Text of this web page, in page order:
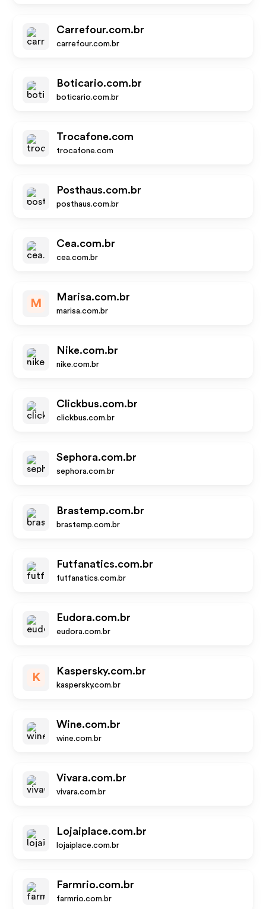
Carrefour.com.br
carrefour.com.br
Boticario.com.br
boticario.com.br
Trocafone.com
trocafone.com
Posthaus.com.br
posthaus.com.br
Cea.com.br
cea.com.br
M
Marisa.com.br
marisa.com.br
Nike.com.br
nike.com.br
Clickbus.com.br
clickbus.com.br
Sephora.com.br
sephora.com.br
Brastemp.com.br
brastemp.com.br
Futfanatics.com.br
futfanatics.com.br
Eudora.com.br
eudora.com.br
K
Kaspersky.com.br
kaspersky.com.br
Wine.com.br
wine.com.br
Vivara.com.br
vivara.com.br
Lojaiplace.com.br
lojaiplace.com.br
Farmrio.com.br
farmrio.com.br